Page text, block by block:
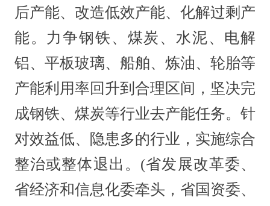
后产能、改造低效产能、化解过剩产
能。力争钢铁、煤炭、水泥、电解
铝、平板玻璃、船舶、炼油、轮胎等
产能利用率回升到合理区间，坚决完
成钢铁、煤炭等行业去产能任务。针
对效益低、隐患多的行业，实施综合
整治或整体退出。(省发展改革委、
省经济和信息化委牵头，省国资委、